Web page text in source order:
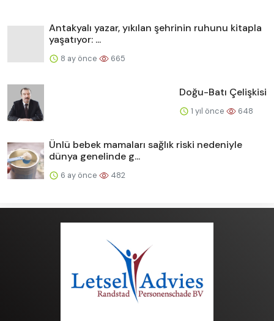
Antakyalı yazar, yıkılan şehrinin ruhunu kitapla
yaşatıyor: ...
8 ay önce 665
Doğu-Batı Çelişkisi
1 yıl önce 648
Ünlü bebek mamaları sağlık riski nedeniyle
dünya genelinde g...
6 ay önce 482